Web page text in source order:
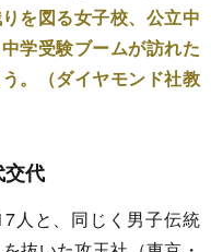
を図る女子校、公立中
学受験ブームが訪れた
。（ダイヤモンド社教
代
人と、同じく男子伝統